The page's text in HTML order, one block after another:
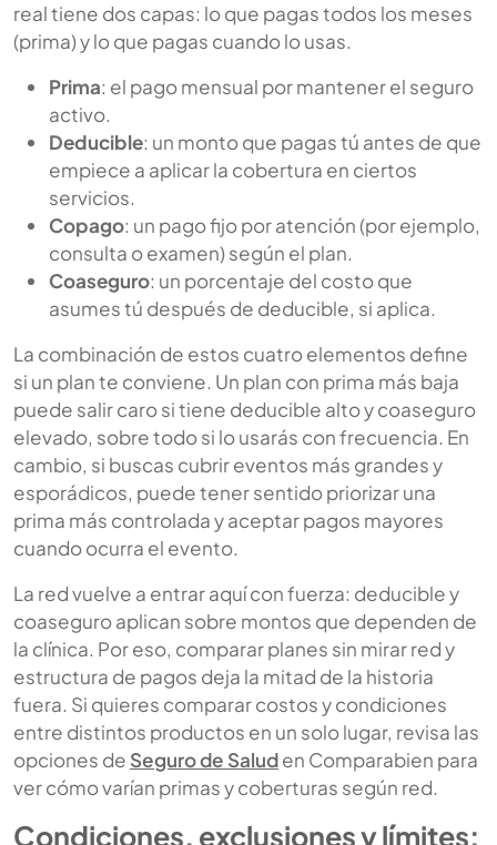
real tiene dos capas: lo que pagas todos los meses
(prima) y lo que pagas cuando lo usas.
Prima: el pago mensual por mantener el seguro
activo.
Deducible: un monto que pagas tú antes de que
empiece a aplicar la cobertura en ciertos
servicios.
Copago: un pago fijo por atención (por ejemplo,
consulta o examen) según el plan.
Coaseguro: un porcentaje del costo que
asumes tú después de deducible, si aplica.
La combinación de estos cuatro elementos define
si un plan te conviene. Un plan con prima más baja
puede salir caro si tiene deducible alto y coaseguro
elevado, sobre todo si lo usarás con frecuencia. En
cambio, si buscas cubrir eventos más grandes y
esporádicos, puede tener sentido priorizar una
prima más controlada y aceptar pagos mayores
cuando ocurra el evento.
La red vuelve a entrar aquí con fuerza: deducible y
coaseguro aplican sobre montos que dependen de
la clínica. Por eso, comparar planes sin mirar red y
estructura de pagos deja la mitad de la historia
fuera. Si quieres comparar costos y condiciones
entre distintos productos en un solo lugar, revisa las
opciones de Seguro de Saluden Comparabien para
ver cómo varían primas y coberturas según red.
Condiciones, exclusiones y límites: